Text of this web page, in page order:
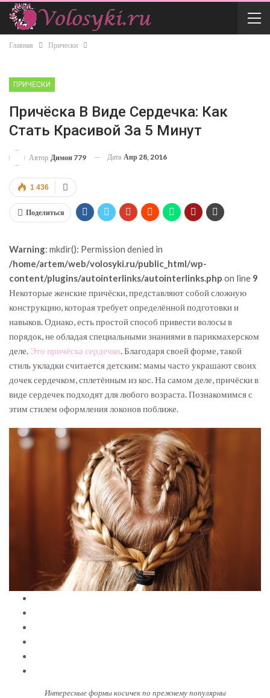
Главная Прически
ПРИЧЕСКИ
Причёска В Виде Сердечка: Как
Стать Красивой За 5 Минут
Автор Димон 779 Дата Апр 28, 2016
1 436
Поделиться
Warning: mkdir(): Permission denied in
/home/artem/web/volosyki.ru/public_html/wp-
content/plugins/autointerlinks/autointerlinks.php on line 9
Некоторые женские причёски, представляют собой сложную
конструкцию, которая требует определённой подготовки и
навыков. Однако, есть простой способ привести волосы в
порядок, не обладая специальными знаниями в парикмахерском
деле. Это причёска сердечко. Благодаря своей форме, такой
стиль укладки считается детским: мамы часто украшают своих
дочек сердечком, сплетённым из кос. На самом деле, причёски в
виде сердечек подходят для любого возраста. Познакомимся с
этим стилем оформления локонов поближе.
Интересные формы косичек по прежнему популярны